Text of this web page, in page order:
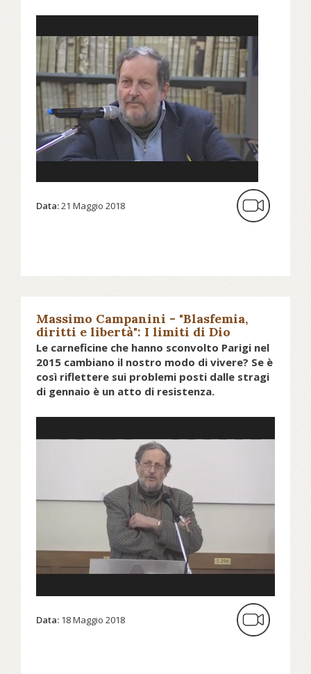
Data:21 Maggio 2018
Massimo Campanini - "Blasfemia,
diritti e libertà": I limiti di Dio
prescrizioni e (dis)obbedienza
secondo il Corano
Le carneficine che hanno sconvolto Parigi nel
2015 cambiano il nostro modo di vivere? Se è
così riflettere sui problemi posti dalle stragi
di gennaio è un atto di resistenza.
Data: 18 Maggio 2018